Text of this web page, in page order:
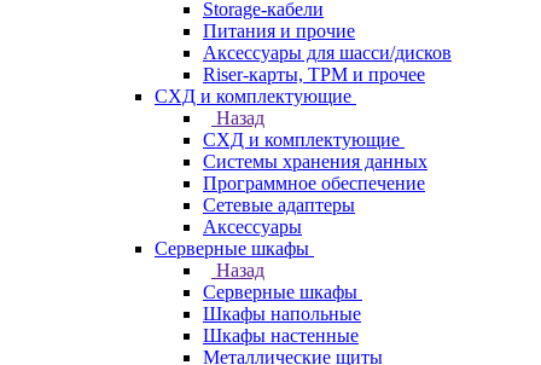
Storage-кабели
Питания и прочие
Аксессуары для шасси/дисков
Riser-карты, TPM и прочее
СХД и комплектующие
Назад
СХД и комплектующие
Системы хранения данных
Программное обеспечение
Сетевые адаптеры
Аксессуары
Серверные шкафы
Назад
Серверные шкафы
Шкафы напольные
Шкафы настенные
Металлические щиты